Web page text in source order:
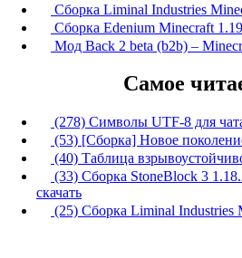
Сборка Liminal Industries
Сборка Edenium Minecraft
Мод Back 2 beta (b2b) –
Самое
(278) Символы UTF-8 для
(53) [Сборка] Новое
(40) Таблица
(33) Сборка StoneBlock 3
скачать
(25) Сборка Liminal Industries